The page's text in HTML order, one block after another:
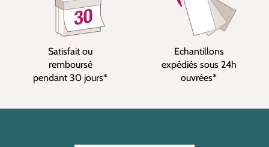
Satisfait ou
remboursé
pendant 30 jours*
Echantillons
expédiés sous 24h
ouvrées*